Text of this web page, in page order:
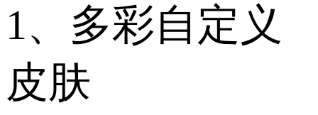
1、多彩自定义
皮肤